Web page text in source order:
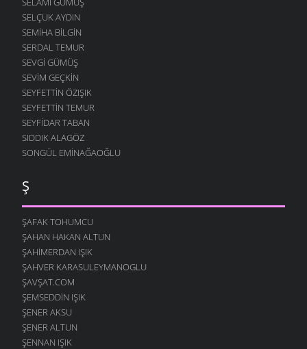
SELÇUK AYDIN
SEMIHA BILGIN
SERDAL TEMUR
SEVGI GÜMÜŞ
SEVIM GEÇKIN
SEYFETTIN ÖZIŞIK
SEYFETTIN TEMUR
SEYFIDAR TABAN
SIDDIK ALAGÖZ
SONGÜL EMINAĞAOĞLU
Ş
ŞAFAK TOHUMCU
ŞAHAN HAKAN ALTUN
ŞAHIMERDAN IŞIK
ŞAHVER KARASULEYMANOGLU
ŞAVŞAT.COM
ŞEMSEDDIN IŞIK
ŞENER AKSU
ŞENER ALTUN
ŞENNAN IŞIK